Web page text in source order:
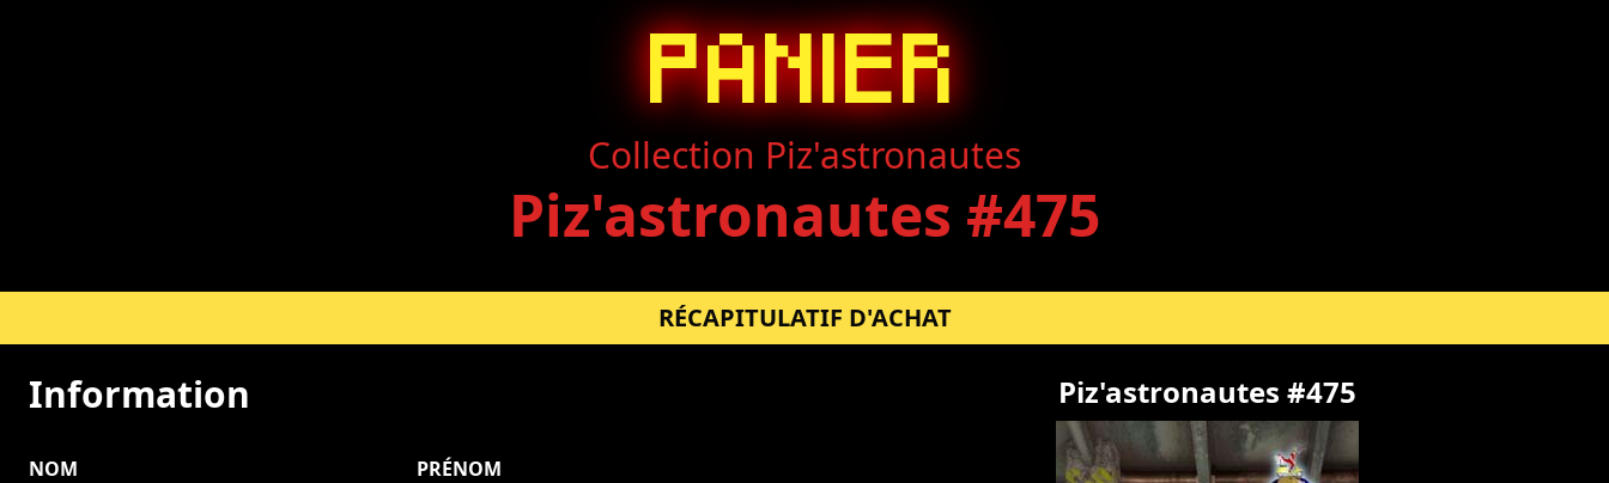
PANIER
Collection Piz'astronautes
Piz'astronautes #475
RÉCAPITULATIF D'ACHAT
Information
NOM PRÉNOM
Piz'astronautes #475